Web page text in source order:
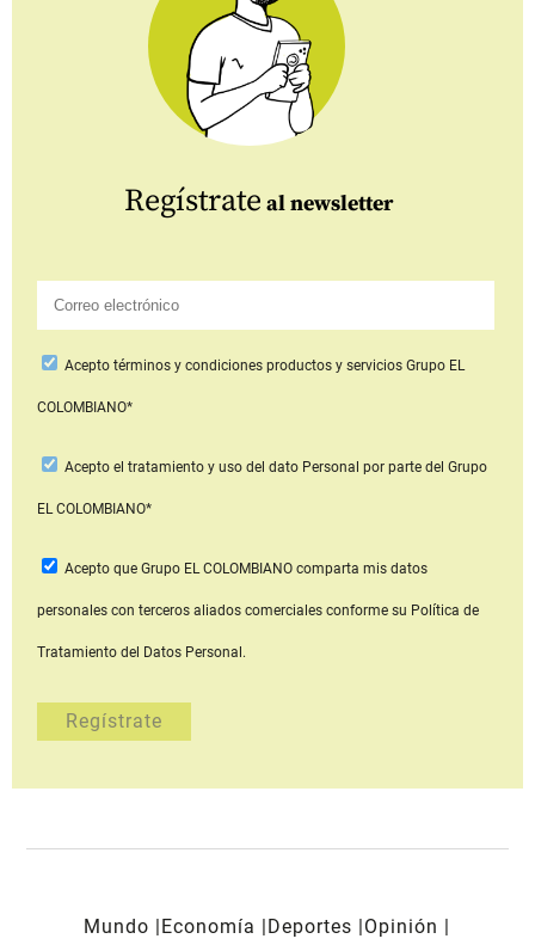
Regístrate al newsletter
Aceptotérminos y condiciones productos y serviciosGrupo EL
COLOMBIANO*
Acepto el tratamiento y uso del dato Personal por parte del Grupo
EL COLOMBIANO*
Acepto que Grupo EL COLOMBIANOcomparta mis datos
personales con terceros aliados comerciales conforme su Política de
Tratamiento del Datos Personal.
Mundo Economía Deportes
Opinión